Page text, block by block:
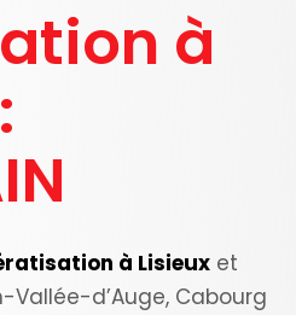
à
à Lisieux et
Vallée-d’Auge, Cabourg